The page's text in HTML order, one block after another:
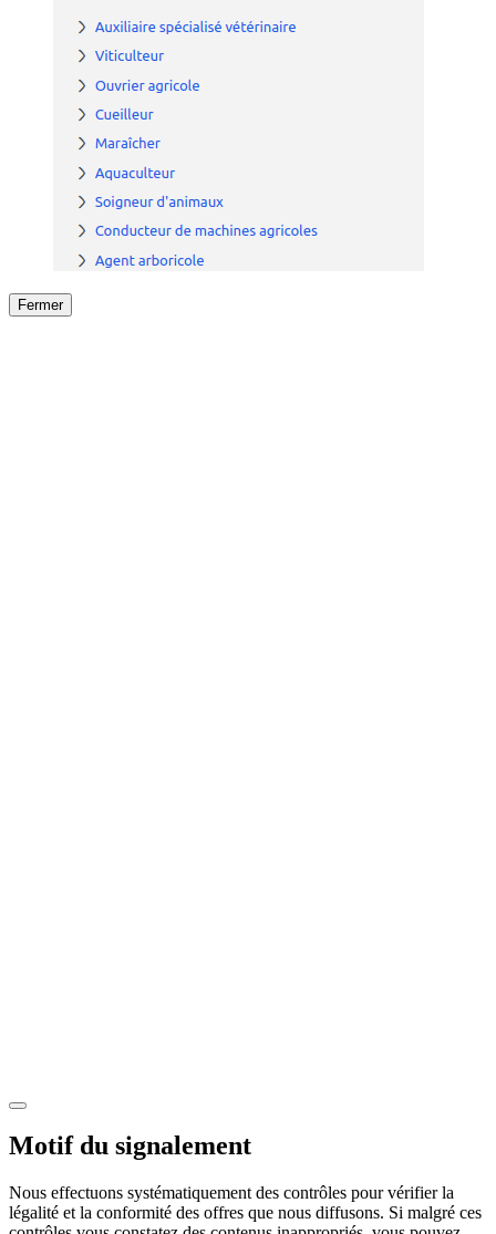
Fermer
Motif du signalement
Nous effectuons systématiquement des contrôles pour vérifier la
légalité et la conformité des offres que nous diffusons. Si malgré ces